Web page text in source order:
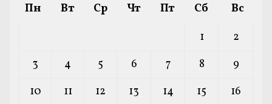
Пн
Вт Ср Чт Пт Сб
Вс
1
2
3
4 5 6 7 8
9
10
11 12 13 14 15
16